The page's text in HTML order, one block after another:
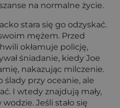
na normalne życie.
stara się go odzyskać.
mężem. Przed
okłamuje policję,
śniadanie, kiedy Joe
nakazując milczenie.
ślady przy oceanie, ale
I wtedy znajdują mały,
Jeśli stało się